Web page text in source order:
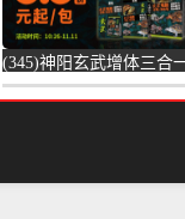
(345)神阳玄武增体三合
龟粮水龟半水龟益生菌